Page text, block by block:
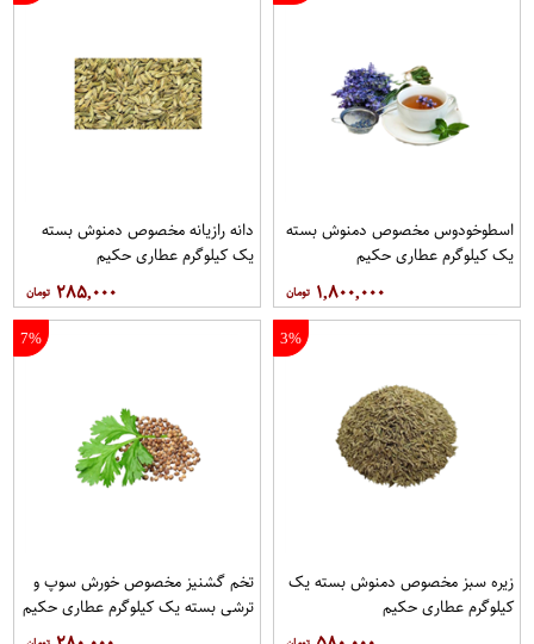
اسطوخودوس مخصوص دمنوش بسته
یک کیلوگرم عطاری حکیم
۱,۸۰۰,۰۰۰
دانه رازیانه مخصوص دمنوش بسته
یک کیلوگرم عطاری حکیم
۲۸۵,۰۰۰
3%
زیره سبز مخصوص دمنوش بسته یک
کیلوگرم عطاری حکیم
7%
تخم گشنیز مخصوص خورش سوپ و
ترشی بسته یک کیلوگرم عطاری حکیم